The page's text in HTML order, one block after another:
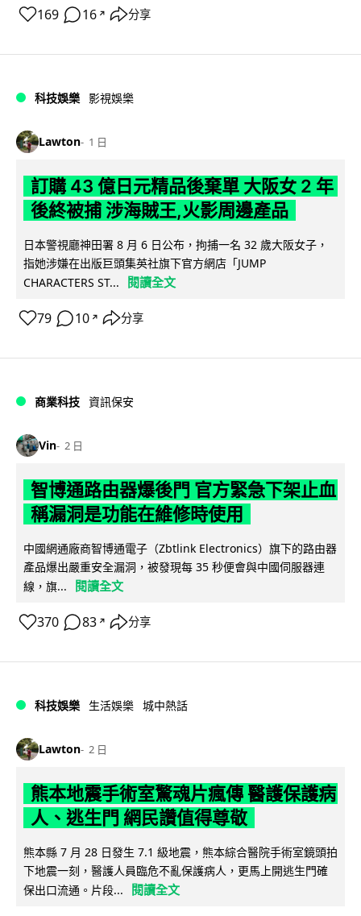
169 16 ↗ 分享
科技娛樂 影視娛樂
Lawton 1 日
訂購 43 億日元精品後棄單 大阪女 2 年
後終被捕 涉海賊王,火影周邊產品
日本警視廳神田署 8 月 6 日公布，拘捕一名 32 歲大阪女子，
指她涉嫌在出版巨頭集英社旗下官方網店「JUMP
CHARACTERS ST...
閱讀全文
79 10 ↗ 分享
商業科技 資訊保安
Vin 2 日
智博通路由器爆後門 官方緊急下架止血
稱漏洞是功能在維修時使用
中國網通廠商智博通電子（Zbtlink Electronics）旗下的路由器
產品爆出嚴重安全漏洞，被發現每 35 秒便會與中國伺服器連
線，旗...
閱讀全文
370 83 ↗ 分享
科技娛樂 生活娛樂 城中熱話
Lawton 2 日
熊本地震手術室驚魂片瘋傳 醫護保護病
人、逃生門 網民讚值得尊敬
熊本縣 7 月 28 日發生 7.1 級地震，熊本綜合醫院手術室鏡頭拍
下地震一刻，醫護人員臨危不亂保護病人，更馬上開逃生門確
保出口流通。片段...
閱讀全文